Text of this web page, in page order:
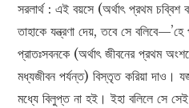
সরলার্থ : এই বয়সে (অর্থাৎ প্রথম চব্বিশ
তাহাকে যন্ত্রণা দেয়, তবে সে
প্রাতঃসবনকে (অর্থাৎ জীবনের প্রথম
মধ্যজীবন পর্যন্ত) বিস্তৃত করিয়া দাও।
মধ্যে বিলুপ্ত না হই। ইহা বলিলে সে